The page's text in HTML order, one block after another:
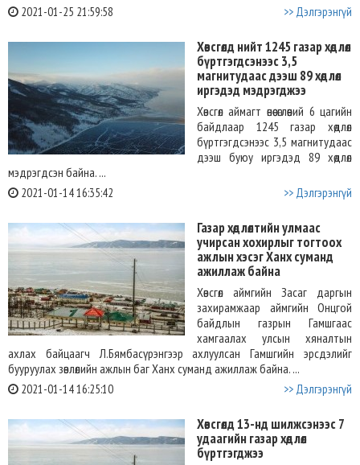
2021-01-25 21:59:58 >> Дэлгэрэнгүй
Хөвсгөлд нийт 1245 газар хөдлөл
бүртгэгдсэнээс 3,5
магнитудаас дээш 89 хөдлөл
иргэдэд мэдрэгджээ
Хөвсгөл аймагт өнөө өглөөний 6 цагийн
байдлаар 1245 газар хөдлөл
бүртгэгдсэнээс 3,5 магнитудаас
дээш буюу иргэдэд 89 хөдлөл
мэдрэгдсэн байна. ...
2021-01-14 16:35:42 >> Дэлгэрэнгүй
Газар хөдлөлтийн улмаас
учирсан хохирлыг тогтоох
ажлын хэсэг Ханх суманд
ажиллаж байна
Хөвсгөл аймгийн Засаг даргын
захирамжаар аймгийн Онцгой
байдлын газрын Гамшгаас
хамгаалах улсын хяналтын
ахлах байцаагч Л.Бямбасүрэнгээр ахлуулсан Гамшгийн эрсдэлийг
бууруулах зөвлөлийн ажлын баг Ханх суманд ажиллаж байна. ...
2021-01-14 16:25:10 >> Дэлгэрэнгүй
Хөвсгөлд 13-нд шилжсэнээс 7
удаагийн газар хөдлөл
бүртгэгджээ